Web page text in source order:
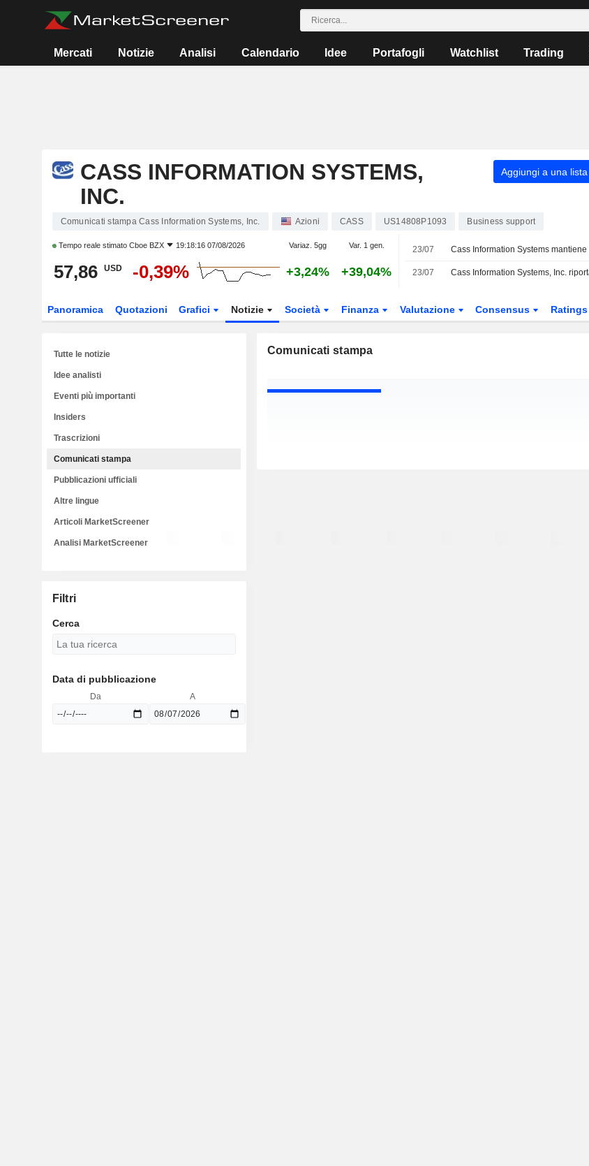
Mercati Notizie Analisi Calendario Idee Portafogli Watchlist Trading
CASS INFORMATION SYSTEMS,
INC.
Aggiungi a una lista
Comunicati stampa Cass Information Systems, Inc. Azioni CASS US14808P1093 Business support
Tempo reale stimato Cboe BZX 19:18:16 07/08/2026 Variaz. 5gg Var. 1 gen.
57,86 USD -0,39% +3,24% +39,04%
23/07
23/07
Panoramica Quotazioni Grafici Notizie Società Finanza Valutazione Consensus Ratings
Comunicati stampa
Tutte le notizie
Idee analisti
Eventi più importanti
Insiders
Trascrizioni
Comunicati stampa
Pubblicazioni ufficiali
Altre lingue
Articoli MarketScreener
Analisi MarketScreener
Filtri
Cerca
Data di pubblicazione
Da A